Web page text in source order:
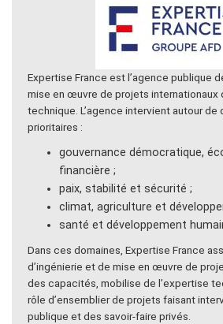
Expertise France est l’agence publique
mise en œuvre de projets internationaux
technique. L’agence intervient autour de
prioritaires :
gouvernance démocratique,
financière ;
paix, stabilité et sécurité ;
climat, agriculture et
santé et développement
Dans ces domaines, Expertise France
d’ingénierie et de mise en œuvre de
des capacités, mobilise de l’expertise
rôle d’ensemblier de projets faisant
publique et des savoir-faire privés.